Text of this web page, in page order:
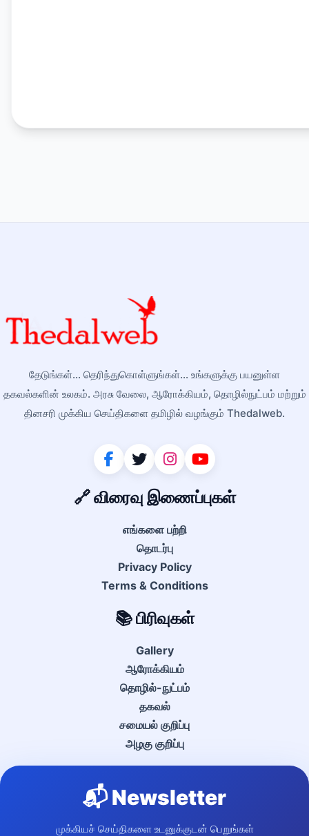
தேடுங்கள்... தெரிந்துகொள்ளுங்கள்... உங்களுக்கு பயனுள்ள
தகவல்களின் உலகம். அரசு வேலை, ஆரோக்கியம், தொழில்நுட்பம் மற்றும்
தினசரி முக்கிய செய்திகளை தமிழில் வழங்கும் Thedalweb.
🔗 விரைவு இணைப்புகள்
எங்களை பற்றி
தொடர்பு
Privacy Policy
Terms & Conditions
📚 பிரிவுகள்
Gallery
ஆரோக்கியம்
தொழில்-நுட்பம்
தகவல்
சமையல் குறிப்பு
அழகு குறிப்பு
📬 Newsletter
முக்கியச் செய்திகளை உடனுக்குடன் பெறுங்கள்